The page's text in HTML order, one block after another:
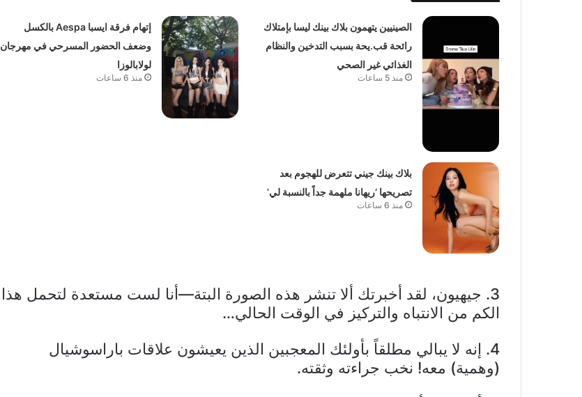
الصينيين يتهمون بلاك بينك ليسا بإمتلاك
رائحة قب.يحة بسبب التدخين والنظام
الغذائي غير الصحي
منذ 5 ساعات
إتهام فرقة ايسبا Aespa بالكسل
وضعف الحضور المسرحي في مهرجان
لولابالوزا
منذ 6 ساعات
بلاك بينك جيني تتعرض للهجوم بعد
تصريحها ‘ريهانا ملهمة جداً بالنسبة لي’
منذ 6 ساعات
3. جيهيون، لقد أخبرتك ألا تنشر هذه الصورة البتة—أنا لست مستعدة لتحمل هذا
الكم من الانتباه والتركيز في الوقت الحالي…
4. إنه لا يبالي مطلقاً بأولئك المعجبين الذين يعيشون علاقات باراسوشيال
(وهمية) معه! نخب جراءته وثقته.